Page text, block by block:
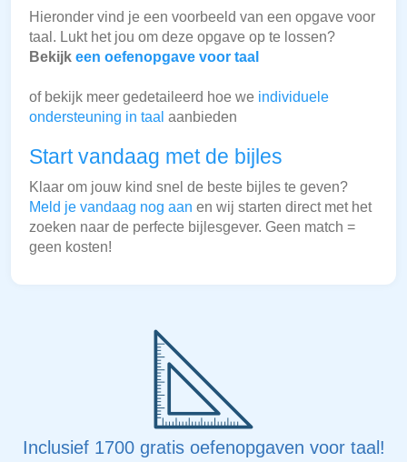
Hieronder vind je een voorbeeld van een opgave voor
taal. Lukt het jou om deze opgave op te lossen?
Bekijk een oefenopgave voor taal
of bekijk meer gedetaileerd hoe we individuele
ondersteuning in taal aanbieden
Start vandaag met de bijles
Klaar om jouw kind snel de beste bijles te geven?
Meld je vandaag nog aan en wij starten direct met het
zoeken naar de perfecte bijlesgever. Geen match =
geen kosten!
Inclusief 1700 gratis oefenopgaven voor taal!